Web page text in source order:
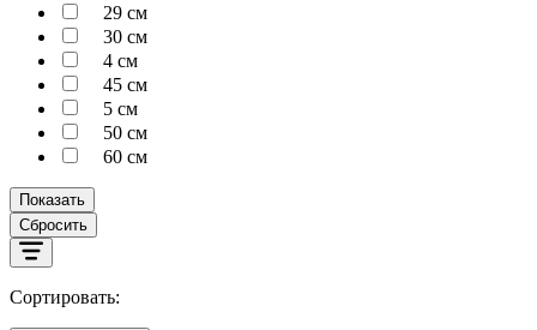
29 см
30 см
4 см
45 см
5 см
50 см
60 см
Показать
Сбросить
Сортировать: